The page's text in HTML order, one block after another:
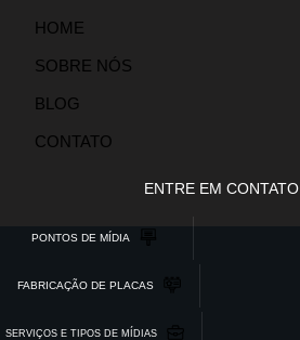
HOME
SOBRE NÓS
BLOG
CONTATO
ENTRE EM CONTATO
PONTOS DE MÍDIA
FABRICAÇÃO DE PLACAS
SERVIÇOS E TIPOS DE MÍDIAS